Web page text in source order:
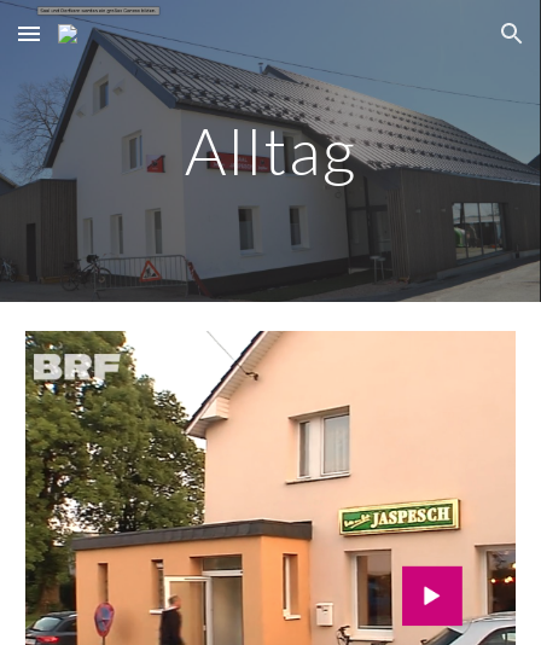
Skip to main content Skip to navigation
Alltag